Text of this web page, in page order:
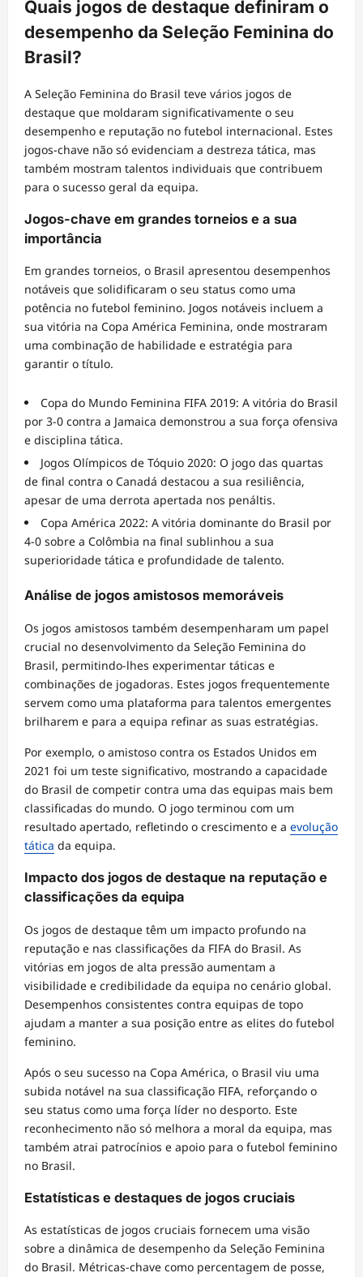
Quais jogos de destaque definiram o
desempenho da Seleção Feminina do
Brasil?
A Seleção Feminina do Brasil teve vários jogos de
destaque que moldaram significativamente o seu
desempenho e reputação no futebol internacional. Estes
jogos-chave não só evidenciam a destreza tática, mas
também mostram talentos individuais que contribuem
para o sucesso geral da equipa.
Jogos-chave em grandes torneios e a sua
importância
Em grandes torneios, o Brasil apresentou desempenhos
notáveis que solidificaram o seu status como uma
potência no futebol feminino. Jogos notáveis incluem a
sua vitória na Copa América Feminina, onde mostraram
uma combinação de habilidade e estratégia para
garantir o título.
Copa do Mundo Feminina FIFA 2019: A vitória do Brasil
por 3-0 contra a Jamaica demonstrou a sua força ofensiva
e disciplina tática.
Jogos Olímpicos de Tóquio 2020: O jogo das quartas
de final contra o Canadá destacou a sua resiliência,
apesar de uma derrota apertada nos penáltis.
Copa América 2022: A vitória dominante do Brasil por
4-0 sobre a Colômbia na final sublinhou a sua
superioridade tática e profundidade de talento.
Análise de jogos amistosos memoráveis
Os jogos amistosos também desempenharam um papel
crucial no desenvolvimento da Seleção Feminina do
Brasil, permitindo-lhes experimentar táticas e
combinações de jogadoras. Estes jogos frequentemente
servem como uma plataforma para talentos emergentes
brilharem e para a equipa refinar as suas estratégias.
Por exemplo, o amistoso contra os Estados Unidos em
2021 foi um teste significativo, mostrando a capacidade
do Brasil de competir contra uma das equipas mais bem
classificadas do mundo. O jogo terminou com um
resultado apertado, refletindo o crescimento e a evolução
tática da equipa.
Impacto dos jogos de destaque na reputação e
classificações da equipa
Os jogos de destaque têm um impacto profundo na
reputação e nas classificações da FIFA do Brasil. As
vitórias em jogos de alta pressão aumentam a
visibilidade e credibilidade da equipa no cenário global.
Desempenhos consistentes contra equipas de topo
ajudam a manter a sua posição entre as elites do futebol
feminino.
Após o seu sucesso na Copa América, o Brasil viu uma
subida notável na sua classificação FIFA, reforçando o
seu status como uma força líder no desporto. Este
reconhecimento não só melhora a moral da equipa, mas
também atrai patrocínios e apoio para o futebol feminino
no Brasil.
Estatísticas e destaques de jogos cruciais
As estatísticas de jogos cruciais fornecem uma visão
sobre a dinâmica de desempenho da Seleção Feminina
do Brasil. Métricas-chave como percentagem de posse,